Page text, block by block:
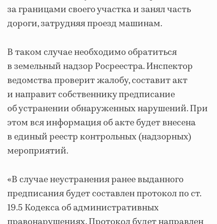
за границами своего участка и занял часть
дороги, затрудняя проезд машинам.
В таком случае необходимо обратиться
в земельный надзор Росреестра. Инспектор
ведомства проверит жалобу, составит акт
и направит собственнику предписание
об устранении обнаруженных нарушений. При
этом вся информация об акте будет внесена
в единый реестр контрольных (надзорных)
мероприятий.
«В случае неустранения ранее выданного
предписания будет составлен протокол по ст.
19.5 Кодекса об административных